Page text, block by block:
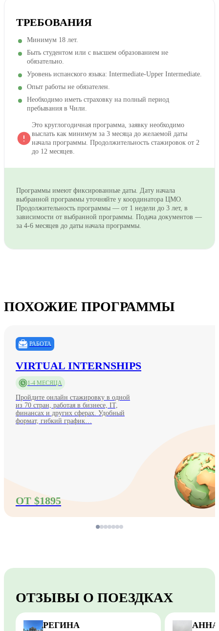
ТРЕБОВАНИЯ
Минимум 18 лет.
Быть студентом или с высшем образованием не
обязательно.
Уровень испанского языка: Intermediate-Upper Intermediate.
Опыт работы не обязателен.
Необходимо иметь страховку на полный период
пребывания в Чили.
Это круглогодичная программа, заявку необходимо
выслать как минимум за 3 месяца до желаемой даты
начала программы. Продолжительность стажировок от 2
до 12 месяцев.
Программы имеют фиксированные даты. Дату начала
выбранной программы уточняйте у координатора ЦМО.
Продолжительность программы — от 1 недели до 3 лет, в
зависимости от выбранной программы. Подача документов —
за 4-6 месяцев до даты начала программы.
ПОХОЖИЕ ПРОГРАММЫ
РАБОТА
VIRTUAL INTERNSHIPS
1-4 МЕСЯЦА
Пройдите онлайн стажировку в одной
из 70 стран, работая в бизнесе, IT,
финансах и других сферах. Удобный
формат, гибкий график…
ОТ $1895
ОТЗЫВЫ О ПОЕЗДКАХ
РЕГИНА АННА